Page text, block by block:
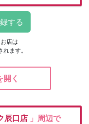
店は
れます。
く
辰口店 」周辺で